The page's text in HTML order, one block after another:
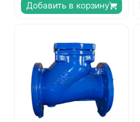
Добавить в корзину